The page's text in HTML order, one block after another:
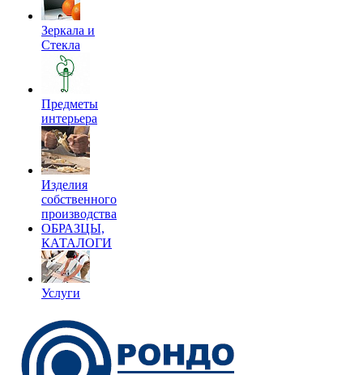
Зеркала и
Стекла
Предметы
интерьера
Изделия
собственного
производства
ОБРАЗЦЫ,
КАТАЛОГИ
Услуги